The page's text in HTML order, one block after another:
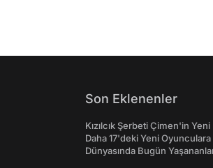
Son Eklenenler
Kızılcık Şerbeti Çimen'in
Daha 17'deki Yeni Oyunculara
Dünyasında Bugün